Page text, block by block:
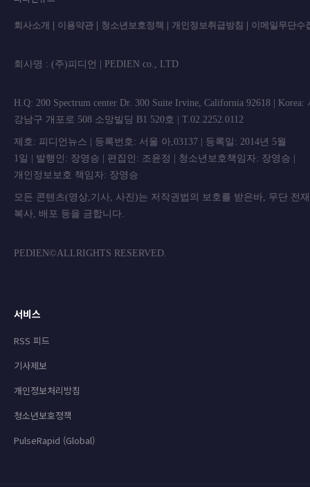
회사소개 | 이용약관 | 청소년보호정책 | 개인정보취급방침 | 이메일무단수
회사명 : (주)피디언 | PEDIEN co.,
H.Q: 200 Spectrum center Dr. 300 Suite Irvine, California 92618 | Korea:
강남구 개포로 508 소망빌딩 B1 520호 | T.02.2252.0112
제호: 피디언뉴스 | 등록번호: 서울 아,03137 | 등록일: 2014년 5월
1일 | 발행인: 장영승 | 편집인: 조윤정 | 청소년보호책임자: 장영승 |
개인정보보호 책임자: 장영승
모든 콘텐츠(영상,기사, 사진)는 저작권법의 보호를 받은바, 무단 전
복사, 배포 등을 금합니
PEDIEN©ALLRIGHTS RESERVED.
서비스
RSS 피드
기사제보
개인정보처리방침
청소년보호정책
PulseRapid (Global)